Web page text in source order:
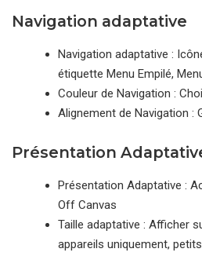
Navigation adaptative
Navigation adaptative :
étiquette Menu Empilé,
Couleur de Navigation :
Alignement de Navigation :
Présentation
Présentation Adaptative :
Off Canvas
Taille adaptative : Afficher
appareils uniquement,